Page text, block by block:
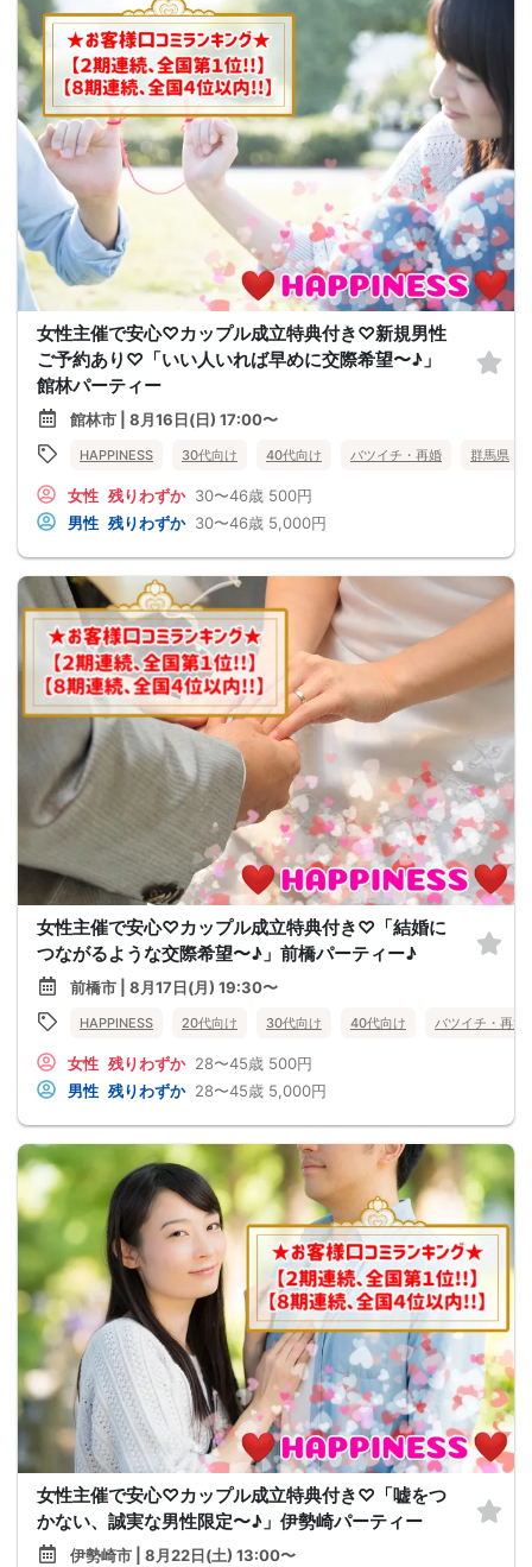
女性主催で安心♡カップル成立特典付き♡新規男性
ご予約あり♡「いい人いれば早めに交際希望〜♪」
館林パーティー
館林市 | 8月16日(日) 17:00〜
HAPPINESS 30代向け 40代向け バツイチ・再婚 群馬県
女性 残りわずか 30〜46歳 500円
男性 残りわずか 30〜46歳 5,000円
女性主催で安心♡カップル成立特典付き♡「結婚に
つながるような交際希望〜♪」前橋パーティー♪
前橋市 | 8月17日(月) 19:30〜
HAPPINESS 20代向け 30代向け 40代向け バツイチ・再婚
女性 残りわずか 28〜45歳 500円
男性 残りわずか 28〜45歳 5,000円
女性主催で安心♡カップル成立特典付き♡「嘘をつ
かない、誠実な男性限定〜♪」伊勢崎パーティー
伊勢崎市 | 8月22日(土) 13:00〜